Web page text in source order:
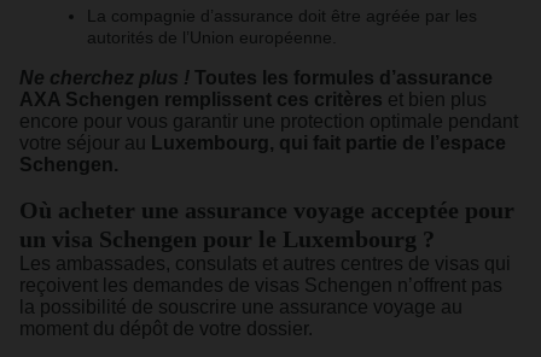
La compagnie d’assurance doit être agréée par les
autorités de l’Union européenne.
Ne cherchez plus ! Toutes les formules d’assurance
AXA Schengen remplissent ces critères et bien plus
encore pour vous garantir une protection optimale pendant
votre séjour au Luxembourg, qui fait partie de l’espace
Schengen.
Où acheter une assurance voyage acceptée pour
un visa Schengen pour le Luxembourg ?
Les ambassades, consulats et autres centres de visas qui
reçoivent les demandes de visas Schengen n’offrent pas
la possibilité de souscrire une assurance voyage au
moment du dépôt de votre dossier.